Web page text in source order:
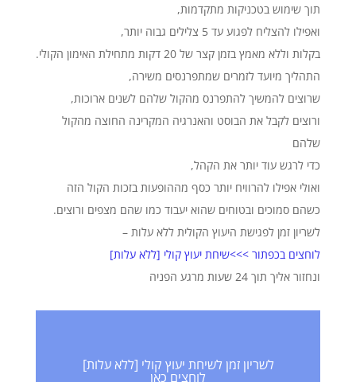
תוך שימוש בטכניקות מתקדמות,
ואפילו להצליח לפגוע עד 5 צלילים גבוה יותר,
בקלות וללא מאמץ בזמן קצר של 20 דקות מתחילת האימון הקולי.
התהליך מיועד לזמרים שמתפרנסים משירה,
שרוצים להמשיך להתפרנס מהקול שלהם לשנים ארוכות,
ורוצים לקבל את הבוסט והאנרגיה המקרינה החוצה מהקול
שלהם
כדי לרגש עוד יותר את הקהל,
ואולי אפילו להרוויח יותר כסף מההופעות בזכות הקול הזה
כשהם סמוכים ובטוחים שהוא יעבוד כמו שהם מצפים ורוצים.
לשריון זמן לפגישת היעוץ הקולית ללא עלות –
לוחצים בכפתור >>>שיחת יעוץ קולי [ללא עלות]
ונחזור אליך תוך 24 שעות מרגע הפניה
לשריון זמן לשיחת יעוץ קולי [ללא עלות]
לוחצים כאן